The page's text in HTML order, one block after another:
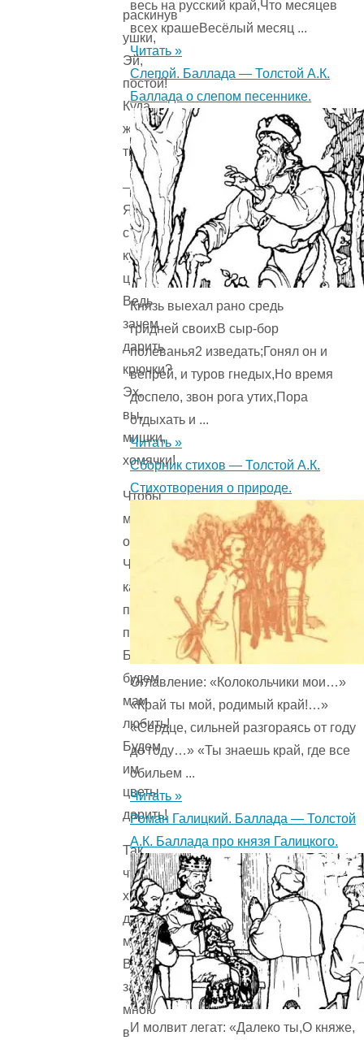
раскинув
ушки,
Эй,
постой!
Куда
же
ты?
—
Я
спешу
купить
цветы!
Ведь
зачем
дарить
крючки?
Эх,
вы,
мишки,
хомячки!
Чтобы
мамы
отдыхали,
Чтоб
как
пташечки
порхали,
Будем-
будем
мам
любить!
Будем
им
цветы
дарить!
Так
что
хватит
думать
много!
Все
за
мною
в
весь на русский край,Что месяцев
всех крашеВесёлый месяц ...
Читать »
Слепой. Баллада — Толстой А.К.
Баллада о слепом песеннике.
Князь выехал рано средь
гридней своихВ сыр-бор
полеванья2 изведать;Гонял он и
вепрей, и туров гнедых,Но время
доспело, звон рога утих,Пора
отдыхать и ...
Читать »
Сборник стихов — Толстой А.К.
Стихотворения о природе.
Оглавление: «Колокольчики мои…»
«Край ты мой, родимый край!…»
«Сердце, сильней разгораясь от году
до году…» «Ты знаешь край, где все
обильем ...
Читать »
Роман Галицкий. Баллада — Толстой
А.К. Баллада про князя Галицкого.
И молвит легат: «Далеко ты,О княже,